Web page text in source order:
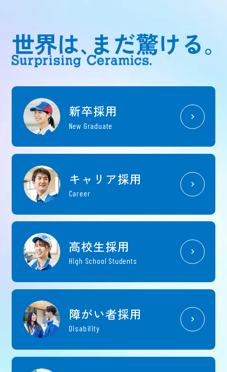
世界は､まだ驚ける｡
新卒採用
New Graduate
キャリア採用
Career
高校生採用
High School Students
障がい者採用
Disability